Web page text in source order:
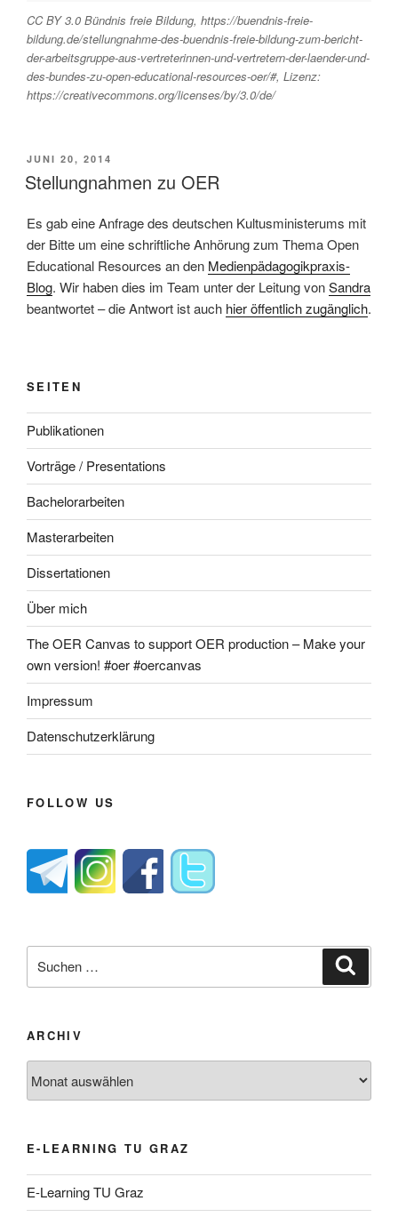
CC BY 3.0 Bündnis freie Bildung, https://buendnis-freie-
bildung.de/stellungnahme-des-buendnis-freie-bildung-zum-bericht-
der-arbeitsgruppe-aus-vertreterinnen-und-vertretern-der-laender-und-
des-bundes-zu-open-educational-resources-oer/#, Lizenz:
https://creativecommons.org/licenses/by/3.0/de/
VERÖFFENTLICHT
AM
JUNI 20, 2014
Stellungnahmen zu OER
Es gab eine Anfrage des deutschen Kultusministerums mit
der Bitte um eine schriftliche Anhörung zum Thema Open
Educational Resources an den Medienpädagogikpraxis-
Blog. Wir haben dies im Team unter der Leitung vonSandra
beantwortet – die Antwort ist auch hier öffentlich zugänglich.
SEITEN
Publikationen
Vorträge / Presentations
Bachelorarbeiten
Masterarbeiten
Dissertationen
Über mich
The OER Canvas to support OER production – Make your
own version! #oer #oercanvas
Impressum
Datenschutzerklärung
FOLLOW US
nach:
ARCHIV
E-LEARNING TU GRAZ
E-Learning TU Graz